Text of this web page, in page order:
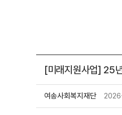
[미래지원사업] 25
여송사회복지재단